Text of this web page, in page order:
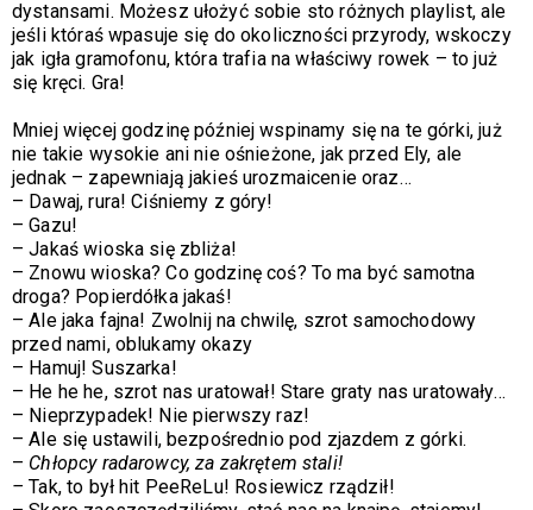
dystansami. Możesz ułożyć sobie sto różnych playlist, ale
jeśli któraś wpasuje się do okoliczności przyrody, wskoczy
jak igła gramofonu, która trafia na właściwy rowek – to już
się kręci. Gra!
Mniej więcej godzinę później wspinamy się na te górki, już
nie takie wysokie ani nie ośnieżone, jak przed Ely, ale
jednak – zapewniają jakieś urozmaicenie oraz…
– Dawaj, rura! Ciśniemy z góry!
– Gazu!
–Jakaś wioska się zbliża!
– Znowu wioska? Co godzinę coś? To ma być samotna
droga? Popierdółka jakaś!
–Ale jaka fajna! Zwolnij na chwilę, szrot samochodowy
przed nami, oblukamy okazy
– Hamuj! Suszarka!
– He he he, szrot nas uratował! Stare graty nas uratowały…
– Nieprzypadek! Nie pierwszy raz!
–Ale się ustawili, bezpośrednio pod zjazdem z górki.
– Chłopcy radarowcy, za zakrętem stali!
–Tak, to był hit PeeReLu! Rosiewicz rządził!